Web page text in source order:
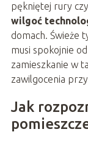
pękniętej rury
wilgoć
domach. Świeże
musi spokojnie
zamieszkanie w
zawilgocenia
Jak